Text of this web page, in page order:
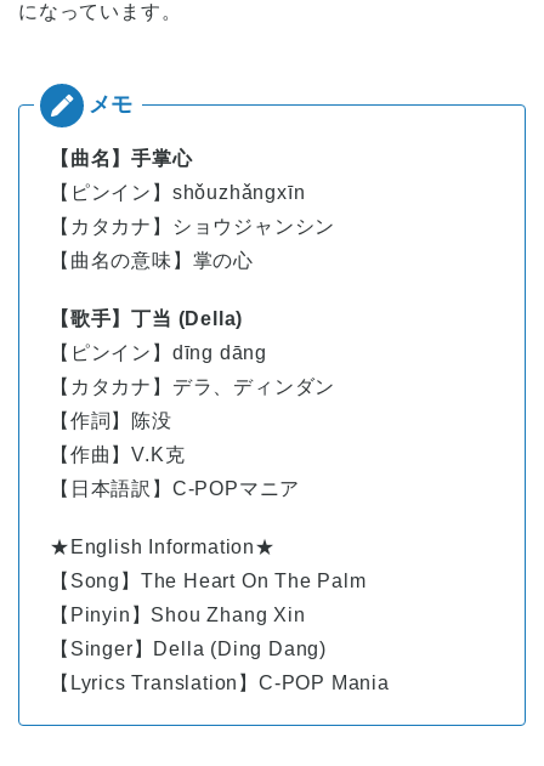
になっています。
【曲名】手掌心
【ピンイン】shǒuzhǎngxīn
【カタカナ】ショウジャンシン
【曲名の意味】掌の心
【歌手】丁当 (Della)
【ピンイン】 dīng dāng
【カタカナ】デラ、ディンダン
【作詞】陈没
【作曲】V.K克
【日本語訳】C-POPマニア
★English Information★
【Song】The Heart On The Palm
【Pinyin】Shou Zhang Xin
【Singer】Della (Ding Dang)
【Lyrics Translation】C-POP Mania